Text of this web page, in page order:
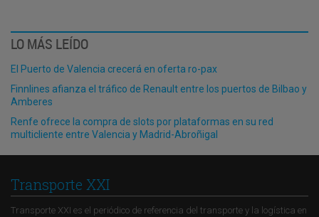
LO MÁS LEÍDO
El Puerto de Valencia crecerá en oferta ro-pax
Finnlines afianza el tráfico de Renault entre los puertos de Bilbao y
Amberes
Renfe ofrece la compra de slots por plataformas en su red
multicliente entre Valencia y Madrid-Abroñigal
Transporte XXI
Transporte XXI es el periódico de referencia del transporte y la logística en